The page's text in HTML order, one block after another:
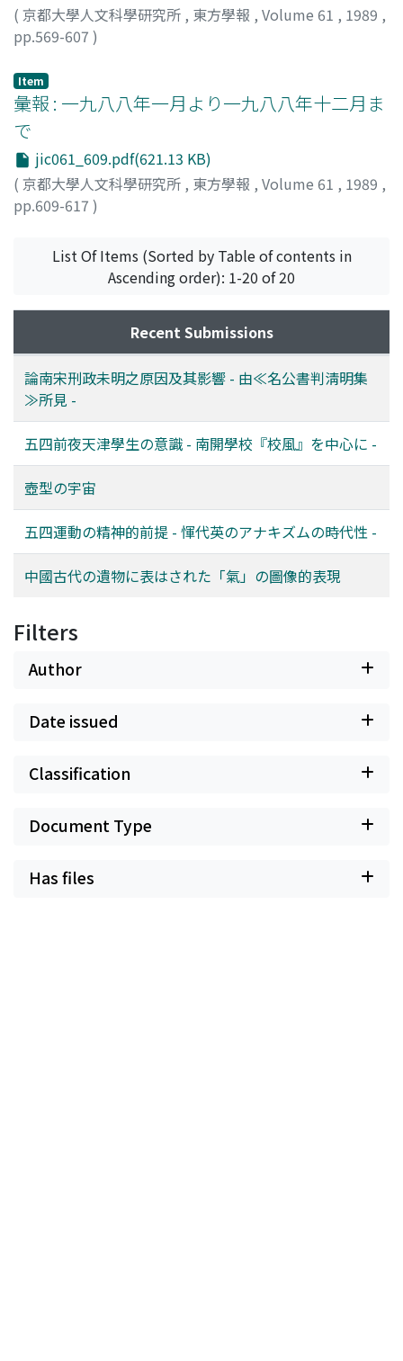
( 京都大學人文科學研究所 , 東方學報 , Volume 61 , 1989 ,
pp.569-607 )
Item
彙報 : 一九八八年一月より一九八八年十二月ま
で
jic061_609.pdf(621.13 KB)
( 京都大學人文科學研究所 , 東方學報 , Volume 61 , 1989 ,
pp.609-617 )
List Of Items (Sorted by Table of contents in
Ascending order): 1-20 of 20
Recent Submissions
論南宋刑政未明之原因及其影響 - 由≪名公書判淸明集
≫所見 -
五四前夜天津學生の意識 - 南開學校『校風』を中心に -
壺型の宇宙
五四運動の精神的前提 - 惲代英のアナキズムの時代性 -
中國古代の遺物に表はされた「氣」の圖像的表現
Filters
Author
Date issued
Classification
Document Type
Has files